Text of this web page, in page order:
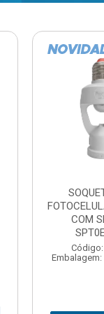
JOMARCA
Código:
Embalagem: